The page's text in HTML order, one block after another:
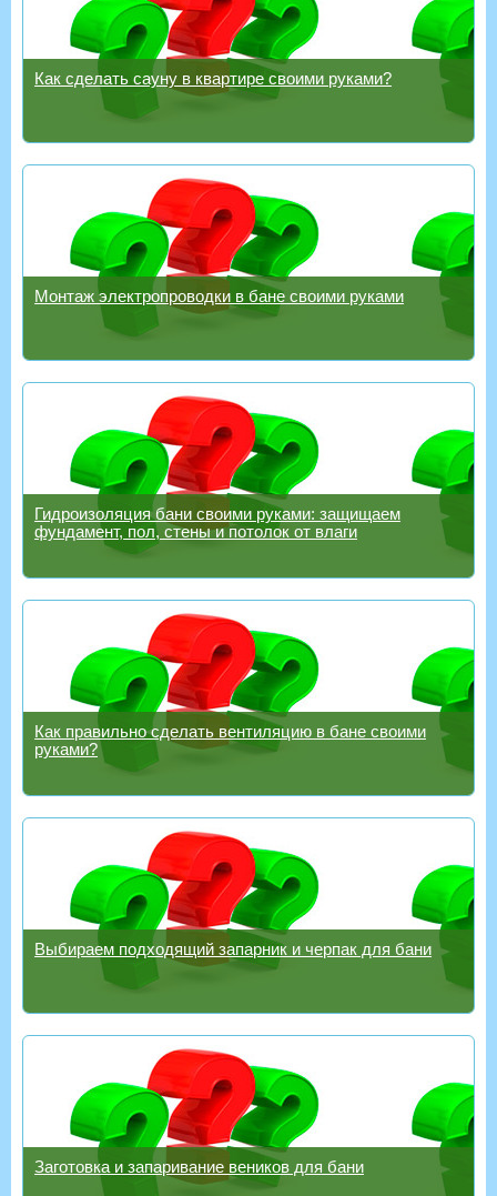
Как сделать сауну в квартире своими руками?
Монтаж электропроводки в бане своими руками
Гидроизоляция бани своими руками: защищаем
фундамент, пол, стены и потолок от влаги
Как правильно сделать вентиляцию в бане своими
руками?
Выбираем подходящий запарник и черпак для бани
Заготовка и запаривание веников для бани